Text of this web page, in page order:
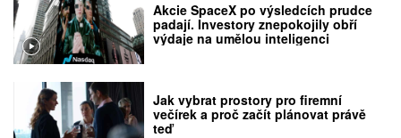
Akcie SpaceX po výsledcích prudce
padají. Investory znepokojily obří
výdaje na umělou inteligenci
Jak vybrat prostory pro firemní
večírek a proč začít plánovat právě
teď